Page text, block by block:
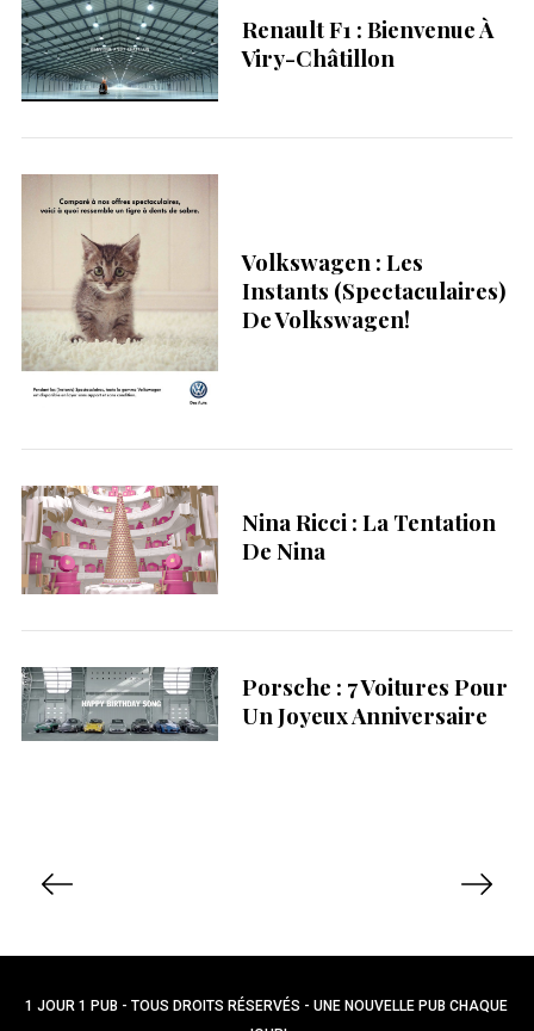
Renault F1 : Bienvenue À
Viry-Châtillon
Volkswagen : Les
Instants (spectaculaires)
De Volkswagen!
Nina Ricci : La Tentation
De Nina
Porsche : 7 Voitures Pour
Un Joyeux Anniversaire
i
n1 JOUR 1 PUB - TOUS DROITS RÉSERVÉS - UNE NOUVELLE PUB CHAQUE
f
o
r
: